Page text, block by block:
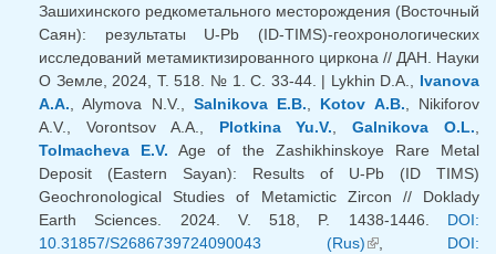
Зашихинского редкометального месторождения (Восточный
Саян): результаты U-Pb (ID-TIMS)-геохронологических
исследований метамиктизированного циркона // ДАН. Науки
О Земле, 2024, Т. 518. № 1. С. 33-44. | Lykhin D.A., Ivanova
A.A., Alymova N.V., Salnikova E.B., Kotov A.B., Nikiforov
A.V., Vorontsov A.A., Plotkina Yu.V.,Galnikova O.L.,
Tolmacheva E.V. Age of the Zashikhinskoye Rare Metal
Deposit (Eastern Sayan): Results of U-Pb (ID TIMS)
Geochronological Studies of Metamictic Zircon // Doklady
Earth Sciences. 2024. V. 518, P. 1438-1446. DOI:
10.31857/S2686739724090043 (Rus)(внешняя
, DOI: